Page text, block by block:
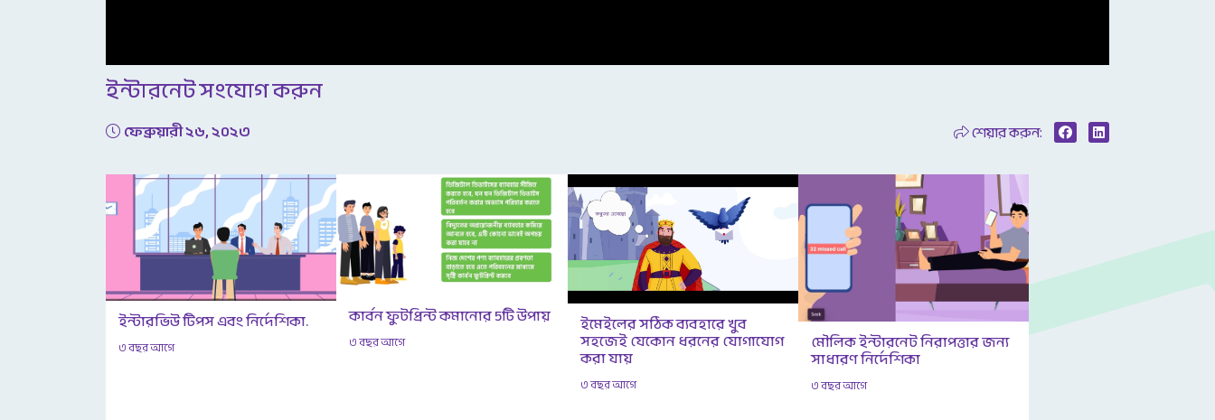
ইন্টারনেট সংযোগ করুন
ফেব্রুয়ারী ২৬, ২০২৩ শেয়ার করুন:
ইন্টারভিউ টিপস এবং নির্দেশিকা.
৩ বছর আগে
কার্বন ফুটপ্রিন্ট কমানোর 5টি উপায়
৩ বছর আগে
ইমেইলের সঠিক ব্যবহারে খুব
সহজেই যেকোন ধরনের যোগাযোগ
করা যায়
৩ বছর আগে
মৌলিক ইন্টারনেট নিরাপত্তার জন্য
সাধারণ নির্দেশিকা
৩ বছর আগে